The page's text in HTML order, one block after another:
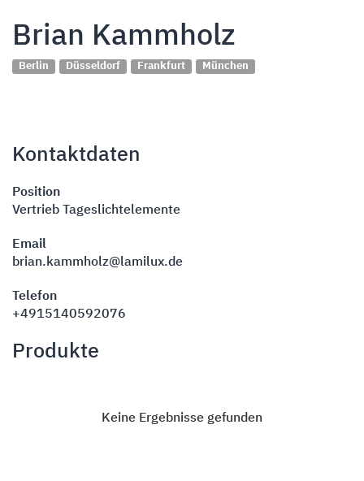
Brian Kammholz
Berlin Düsseldorf Frankfurt München
Kontaktdaten
Position
Vertrieb Tageslichtelemente
Email
brian.kammholz@lamilux.de
Telefon
+4915140592076
Produkte
Keine Ergebnisse gefunden